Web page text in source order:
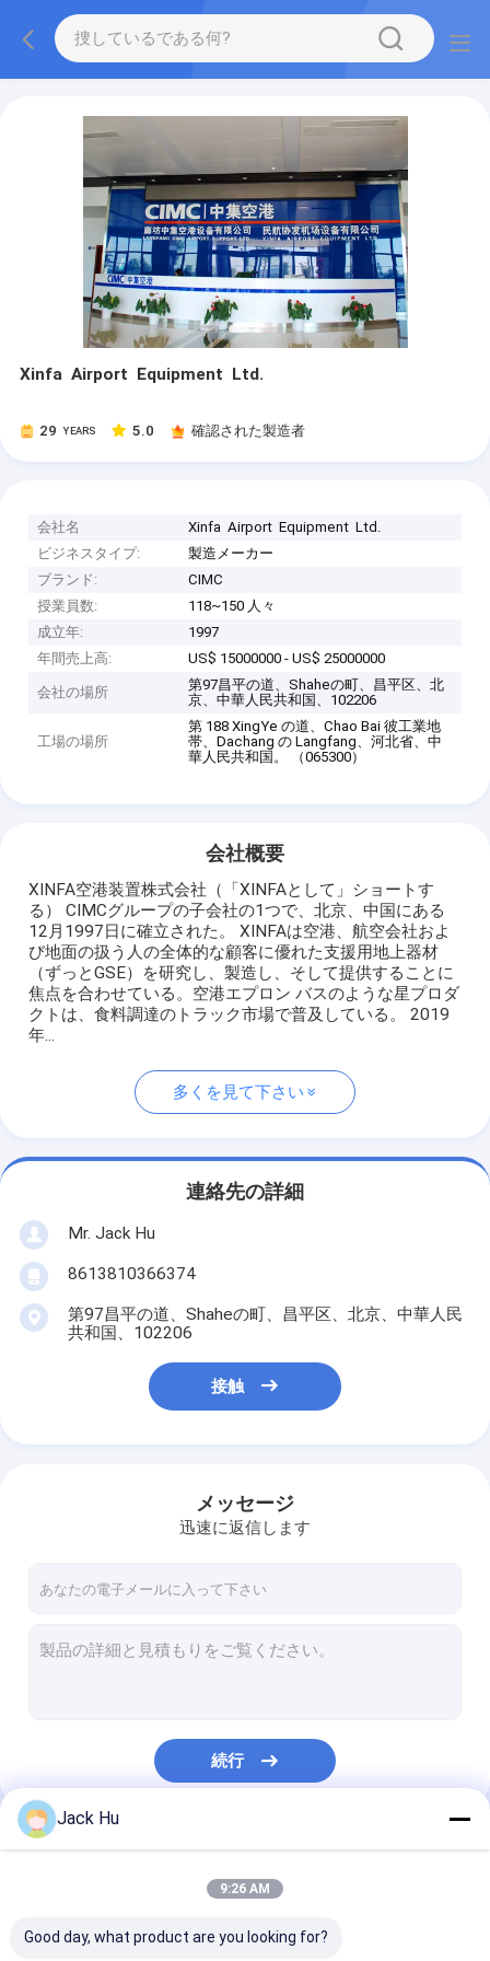
Xinfa Airport Equipment Ltd.
29 YEARS 5.0 確認された製造者
会社名
Xinfa Airport Equipment Ltd.
ビジネスタイプ:
製造メーカー
ブランド:
CIMC
授業員数:
118~150 人々
成立年:
1997
年間売上高:
US$ 15000000 - US$ 25000000
会社の場所
第97昌平の道、Shaheの町、昌平区、北
京、中華人民共和国、102206
工場の場所
第 188 XingYe の道、Chao Bai 彼工業地
帯、Dachang の Langfang、河北省、中
華人民共和国。 （065300）
会社概要
XINFA空港装置株式会社（「XINFAとして」ショートす
る） CIMCグループの子会社の1つで、北京、中国にある
12月1997日に確立された。 XINFAは空港、航空会社およ
び地面の扱う人の全体的な顧客に優れた支援用地上器材
（ずっとGSE）を研究し、製造し、そして提供することに
焦点を合わせている。空港エプロン バスのような星プロダ
クトは、食料調達のトラック市場で普及している。 2019
年...
多くを見て下さい
連絡先の詳細
Mr. Jack Hu
8613810366374
第97昌平の道、Shaheの町、昌平区、北京、中華人民
共和国、102206
接触
メッセージ
迅速に返信します
続行
私たちのカテゴリー
Jack Hu
9:26 AM
Good day, what product are you looking for?